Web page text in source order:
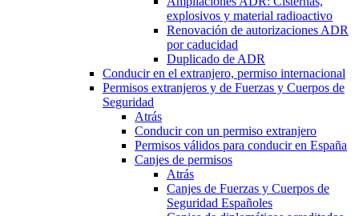
explosivos y material radioactivo
Renovación de autorizaciones ADR
por caducidad
Duplicado de ADR
Conducir en el extranjero, permiso internacional
Permisos extranjeros y de Fuerzas y Cuerpos de
Seguridad
Atrás
Conducir con un permiso extranjero
Permisos válidos para conducir en España
Canjes de permisos
Atrás
Canjes de Fuerzas y Cuerpos de
Seguridad Españoles